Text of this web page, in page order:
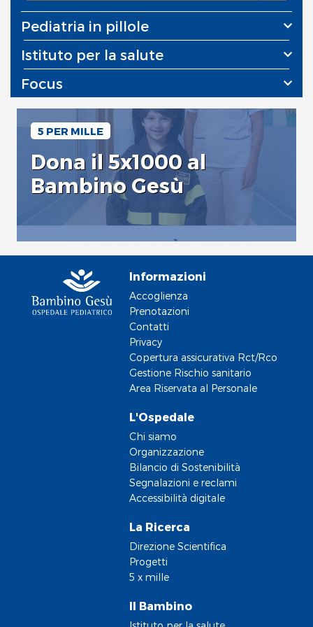
Pediatria in pillole
Istituto per la salute
Focus
5 PER MILLE
Dona il 5x1000 al
Bambino Gesù
Informazioni
Accoglienza
Prenotazioni
Contatti
Privacy
Copertura assicurativa Rct/Rco
Gestione Rischio sanitario
Area Riservata al Personale
L'Ospedale
Chi siamo
Organizzazione
Bilancio di Sostenibilità
Segnalazioni e reclami
Accessibilità digitale
La Ricerca
Direzione Scientifica
Progetti
5 x mille
Il Bambino